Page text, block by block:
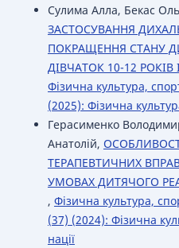
Сулима Алла, Бекас
ЗАСТОСУВАННЯ
ПОКРАЩЕННЯ СТАНУ
ДІВЧАТОК 10-12
Фізична культура,
(2025): Фізична
Герасименко
Анатолій,
ТЕРАПЕВТИЧНИХ
УМОВАХ ДИТЯЧОГО
, Фізична культура,
(37) (2024): Фізична
нації